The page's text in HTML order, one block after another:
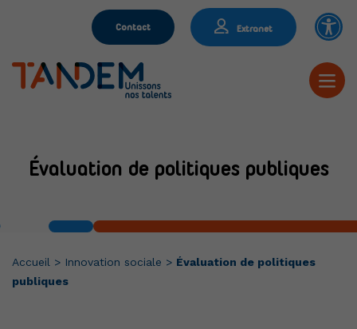
Contact Extranet
Évaluation de politiques publiques
Accueil > Innovation sociale > Évaluation de politiques
publiques